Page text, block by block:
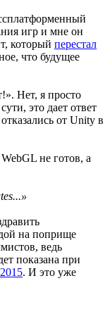
игр и мне он
который перестал
что будущее
Нет, я просто
это дает ответ
от Unity в
не готов, а
на поприще
ведь
показана при
. И это уже